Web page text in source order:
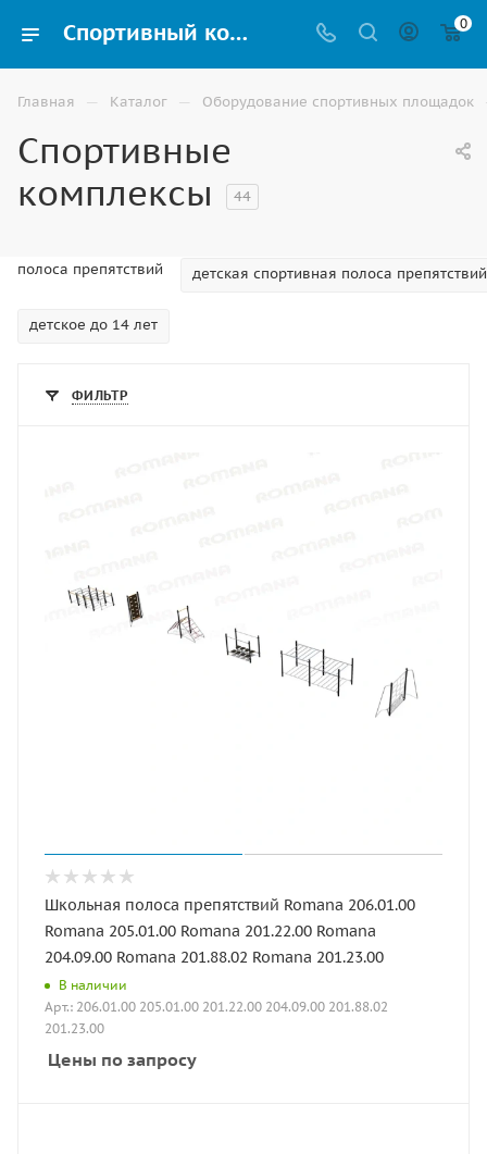
Спортивный комплекс для улицы купить в Ростове-на-Дону по выгодной цене 0
Главная — Каталог — Оборудование спортивных площадок
Спортивные
комплексы
44
полоса препятствий детская спортивная полоса препятствий
детское до 14 лет
ФИЛЬТР
Школьная полоса препятствий Romana 206.01.00
Romana 205.01.00 Romana 201.22.00 Romana
204.09.00 Romana 201.88.02 Romana 201.23.00
В наличии
Арт.: 206.01.00 205.01.00 201.22.00 204.09.00 201.88.02
201.23.00
Цены по запросу